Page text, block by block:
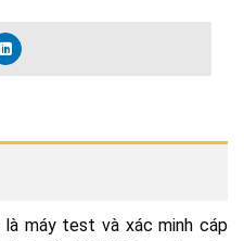
là máy test và xác minh cáp